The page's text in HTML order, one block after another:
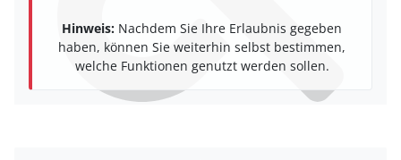
Hinweis: Nachdem Sie Ihre Erlaubnis gegeben
haben, können Sie weiterhin selbst bestimmen,
welche Funktionen genutzt werden sollen.